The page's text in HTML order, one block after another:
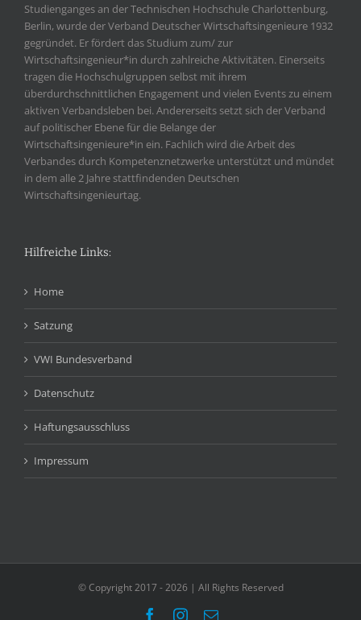
Studienganges an der Technischen Hochschule Charlottenburg,
Berlin, wurde der Verband Deutscher Wirtschaftsingenieure 1932
gegründet. Er fördert das Studium zum/ zur
Wirtschaftsingenieur*in durch zahlreiche Aktivitäten. Einerseits
tragen die Hochschulgruppen selbst mit ihrem
überdurchschnittlichen Engagement und vielen Events zu einem
aktiven Verbandsleben bei. Andererseits setzt sich der Verband
auf politischer Ebene für die Belange der
Wirtschaftsingenieure*in ein. Fachlich wird die Arbeit des
Verbandes durch Kompetenznetzwerke unterstützt und mündet
in dem alle 2 Jahre stattfindenden Deutschen
Wirtschaftsingenieurtag.
Hilfreiche Links:
Home
Satzung
VWI Bundesverband
Datenschutz
Haftungsausschluss
Impressum
© Copyright 2017 -2026 | All Rights Reserved
FacebookInstagram
E-